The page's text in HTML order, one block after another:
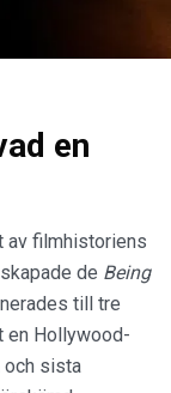
en
av filmhistoriens
de Being
till tre
en Hollywood-
och sista